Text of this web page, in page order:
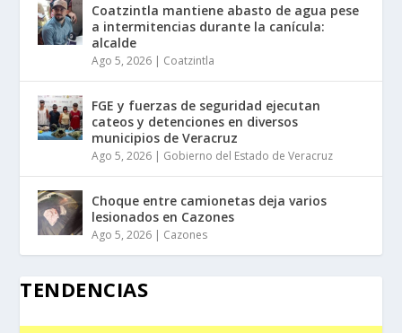
Coatzintla mantiene abasto de agua pese
a intermitencias durante la canícula:
alcalde
Ago 5, 2026 | Coatzintla
FGE y fuerzas de seguridad ejecutan
cateos y detenciones en diversos
municipios de Veracruz
Ago 5, 2026 | Gobierno del Estado de Veracruz
Choque entre camionetas deja varios
lesionados en Cazones
Ago 5, 2026 | Cazones
TENDENCIAS